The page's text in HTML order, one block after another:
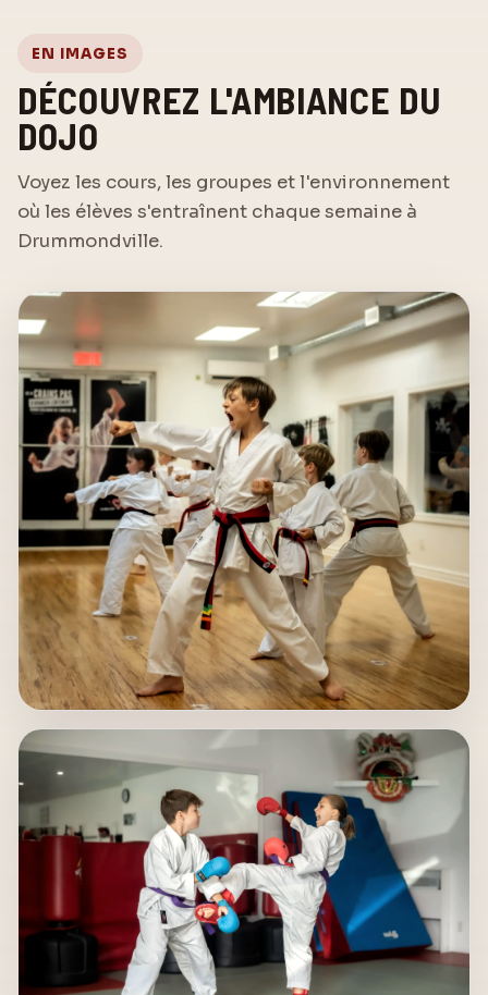
EN IMAGES
DÉCOUVREZ L'AMBIANCE DU
DOJO
Voyez les cours, les groupes et l'environnement
où les élèves s'entraînent chaque semaine à
Drummondville.